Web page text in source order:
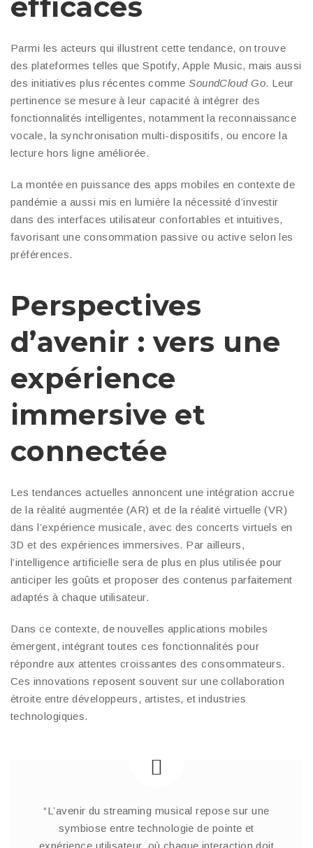
Parmi les acteurs qui illustrent cette tendance, on trouve
des plateformes telles que Spotify, Apple Music, mais aussi
des initiatives plus récentes commeSoundCloud Go. Leur
pertinence se mesure à leur capacité à intégrer des
fonctionnalités intelligentes, notamment la reconnaissance
vocale, la synchronisation multi-dispositifs, ou encore la
lecture hors ligne améliorée.
La montée en puissance des apps mobiles en contexte de
pandémie a aussi mis en lumière la nécessité d’investir
dans des interfaces utilisateur confortables et intuitives,
favorisant une consommation passive ou active selon les
préférences.
Perspectives
d’avenir : vers une
expérience
immersive et
connectée
Les tendances actuelles annoncent une intégration accrue
de la réalité augmentée (AR) et de la réalité virtuelle (VR)
dans l’expérience musicale, avec des concerts virtuels en
3D et des expériences immersives. Par ailleurs,
l’intelligence artificielle sera de plus en plus utilisée pour
anticiper les goûts et proposer des contenus parfaitement
adaptés à chaque utilisateur.
Dans ce contexte, de nouvelles applications mobiles
émergent, intégrant toutes ces fonctionnalités pour
répondre aux attentes croissantes des consommateurs.
Ces innovations reposent souvent sur une collaboration
étroite entre développeurs, artistes, et industries
technologiques.
“L’avenir du streaming musical repose sur une
symbiose entre technologie de pointe et